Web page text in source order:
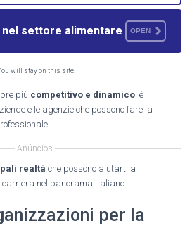
settore alimentare OPEN
will stay on this site.
più competitivo e dinamico , è
e le agenzie che possono fare la
Anúncios
realtà che possono aiutarti a
nel panorama italiano.
per la